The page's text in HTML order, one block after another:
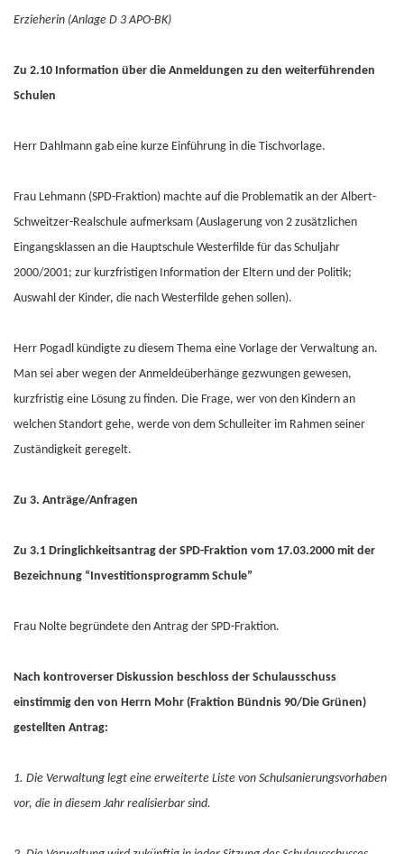
Erzieherin (Anlage D 3 APO-BK)
Zu 2.10 Information über die Anmeldungen zu den weiterführenden
Schulen
Herr Dahlmann gab eine kurze Einführung in die Tischvorlage.
Frau Lehmann (SPD-Fraktion) machte auf die Problematik an der Albert-
Schweitzer-Realschule aufmerksam (Auslagerung von 2 zusätzlichen
Eingangsklassen an die Hauptschule Westerfilde für das Schuljahr
2000/2001; zur kurzfristigen Information der Eltern und der Politik;
Auswahl der Kinder, die nach Westerfilde gehen sollen).
Herr Pogadl kündigte zu diesem Thema eine Vorlage der Verwaltung an.
Man sei aber wegen der Anmeldeüberhänge gezwungen gewesen,
kurzfristig eine Lösung zu finden. Die Frage, wer von den Kindern an
welchen Standort gehe, werde von dem Schulleiter im Rahmen seiner
Zuständigkeit geregelt.
Zu 3. Anträge/Anfragen
Zu 3.1 Dringlichkeitsantrag der SPD-Fraktion vom 17.03.2000 mit der
Bezeichnung “Investitionsprogramm Schule”
Frau Nolte begründete den Antrag der SPD-Fraktion.
Nach kontroverser Diskussion beschloss der Schulausschuss
einstimmig den von Herrn Mohr (Fraktion Bündnis 90/Die Grünen)
gestellten Antrag:
1. Die Verwaltung legt eine erweiterte Liste von Schulsanierungsvorhaben
vor, die in diesem Jahr realisierbar sind.